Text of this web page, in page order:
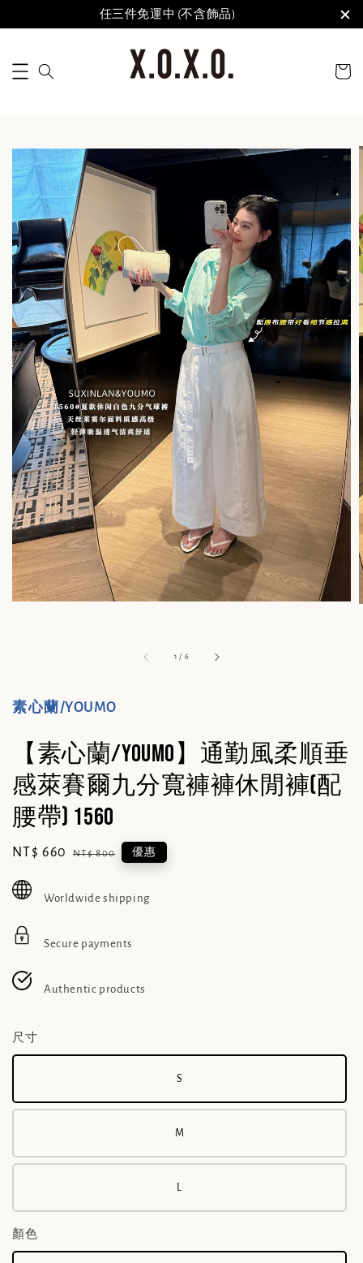
任三件免運中 (不含飾品)
1 / 6
素心蘭/YOUMO
【素心蘭/YOUMO】通勤風柔順垂
感萊賽爾九分寬褲褲休閒褲(配
腰帶) 1560
Sale
NT$ 660 Regular
NT$ 800 優惠
Worldwide shipping
Secure payments
Authentic products
尺寸
S
M
L
顏色